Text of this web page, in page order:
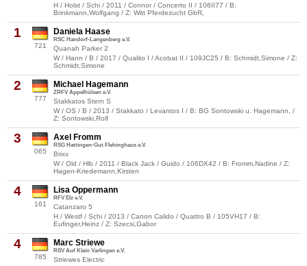
H / Holst / Schi / 2011 / Connor / Concerto II / 106II77 / B:
Brinkmann,Wolfgang / Z: Witt Pferdezucht GbR,
1
721
Daniela Haase
RSC Handorf-Langenberg e.V.
Quanah Parker 2
W / Hann / B / 2017 / Qualito I / Acobat II / 109JC25 / B: Schmidt,Simone / Z:
Schmidt,Simone
2
777
Michael Hagemann
ZRFV Appelhülsen e.V.
Stakkatos Stern S
W / OS / B / 2013 / Stakkato / Levantos I / B: BG Sontowski u. Hagemann, /
Z: Sontowski,Rolf
3
065
Axel Fromm
RSG Hattingen-Gut Flehinghaus e.V.
Brixx
W / Old / Hlb / 2011 / Black Jack / Guido / 106DX42 / B: Fromm,Nadine / Z:
Hagen-Kriedemann,Kirsten
4
161
Lisa Oppermann
RFV Elz e.V.
Catanzaro 5
H / Westf / Schi / 2013 / Canon Calido / Quattro B / 105VH17 / B:
Eufinger,Heinz / Z: Szecsi,Gabor
4
785
Marc Striewe
RSV Auf Klein Varlingen e.V.
Striewes Electric